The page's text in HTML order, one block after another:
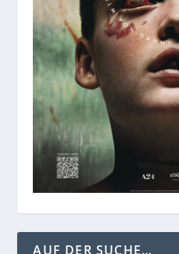
AUF DER SUCHE…